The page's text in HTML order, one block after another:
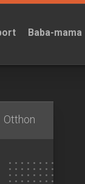
Baba-mama
Otthon